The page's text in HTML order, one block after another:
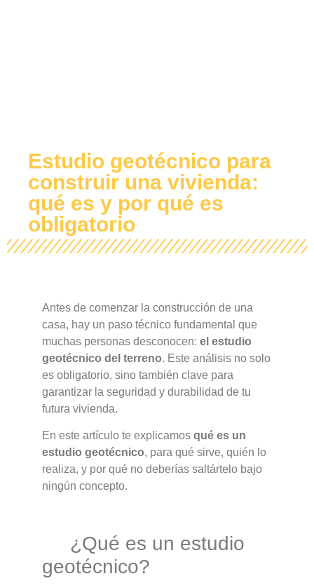
Estudio geotécnico para
construir una vivienda:
qué es y por qué es
obligatorio
Antes de comenzar la construcción de una
casa, hay un paso técnico fundamental que
muchas personas desconocen: el estudio
geotécnico del terreno. Este análisis no solo
es obligatorio, sino también clave para
garantizar la seguridad y durabilidad de tu
futura vivienda.
En este artículo te explicamos qué es un
estudio geotécnico, para qué sirve, quién lo
realiza, y por qué no deberías saltártelo bajo
ningún concepto.
¿Qué es un estudio
geotécnico?